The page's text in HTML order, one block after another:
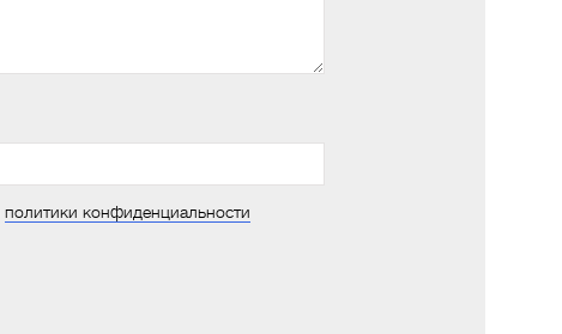
политики конфиденциальности